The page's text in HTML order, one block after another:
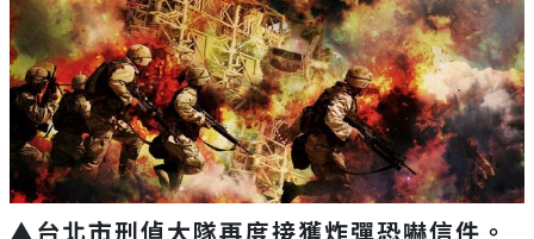
▲台北市刑偵大隊再度接獲炸彈恐嚇信件。